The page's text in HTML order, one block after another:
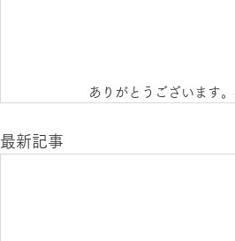
ありがとうございます
最新記事